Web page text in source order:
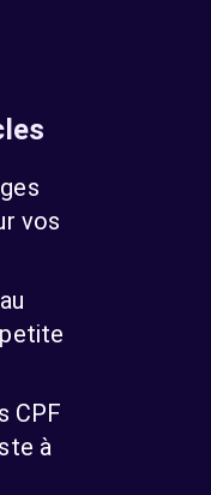
vos
CPF
à